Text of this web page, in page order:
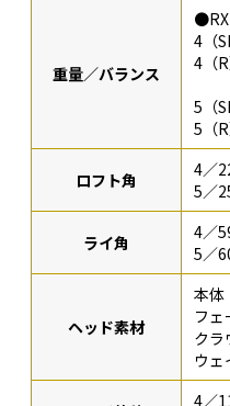
重量／バランス
4（
4（
5（
5（
ロフト角
4／
5／
ライ角
4／
5／
ヘッド素材
本体
フ
クラ
ウ
4／